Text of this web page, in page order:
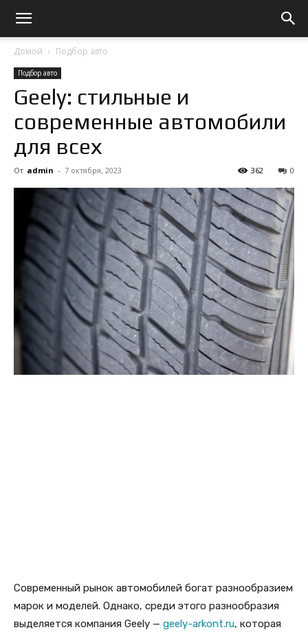
Домой Подбор авто
Подбор авто
Geely: стильные и
современные автомобили
для всех
От admin - 7 октября, 2023 0
362
Современный рынок автомобилей богат разнообразием
марок и моделей. Однако, среди этого разнообразия
выделяется компания Geely — geely-arkont.ru, которая